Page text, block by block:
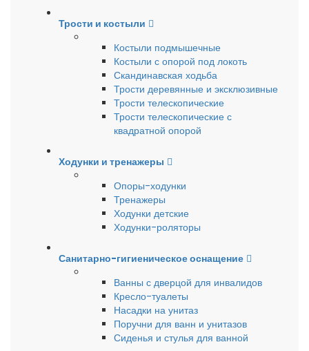
Трости и костыли
Костыли подмышечные
Костыли с опорой под локоть
Скандинавская ходьба
Трости деревянные и эксклюзивные
Трости телескопические
Трости телескопические с
квадратной опорой
Ходунки и тренажеры
Опоры-ходунки
Тренажеры
Ходунки детские
Ходунки-роляторы
Санитарно-гигиеническое оснащение
Ванны с дверцой для инвалидов
Кресло-туалеты
Насадки на унитаз
Поручни для ванн и унитазов
Сиденья и стулья для ванной